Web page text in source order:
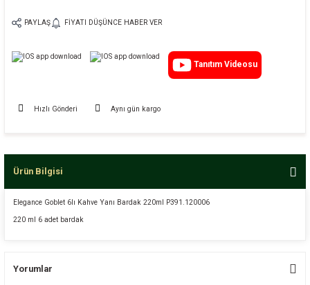
PAYLAŞ FIYATI DÜŞÜNCE HABER VER
Tanıtım Videosu
Hızlı Gönderi Aynı gün kargo
Ürün Bilgisi
Elegance Goblet 6lı Kahve Yanı Bardak 220ml P391.120006
220 ml 6 adet bardak
Yorumlar